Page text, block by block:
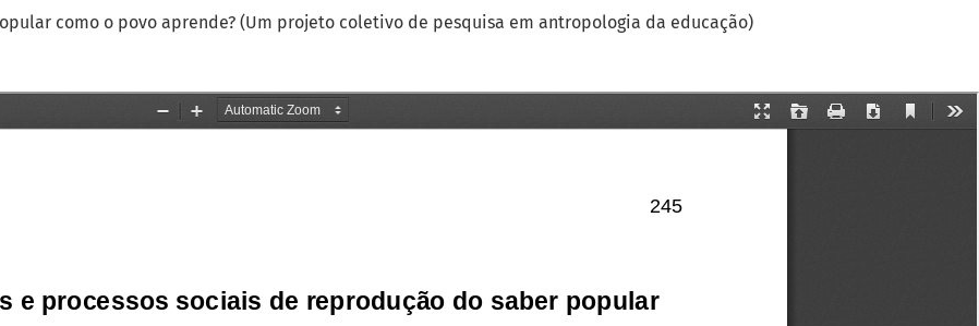
como o povo aprende? (Um projeto coletivo de pesquisa em antropologia da educação)